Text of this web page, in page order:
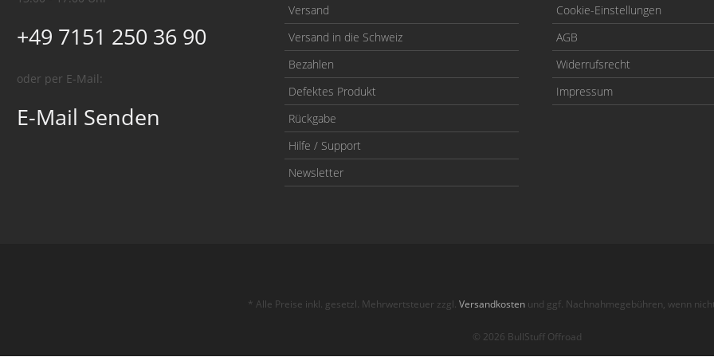
+49 7151 250 36 90
oder per E-Mail:
E-Mail Senden
Versand
Versand in die Schweiz
Bezahlen
Defektes Produkt
Rückgabe
Hilfe / Support
Newsletter
Cookie-Einstellungen
AGB
Widerrufsrecht
Impressum
* Alle Preise inkl. gesetzl. Mehrwertsteuer zzgl. Versandkostenund ggf. Nachnahmegebühren, wenn
© 2026 BullStuff Offroad